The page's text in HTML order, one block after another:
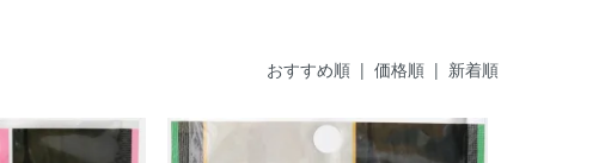
おすすめ順 | 価格順 | 新着順